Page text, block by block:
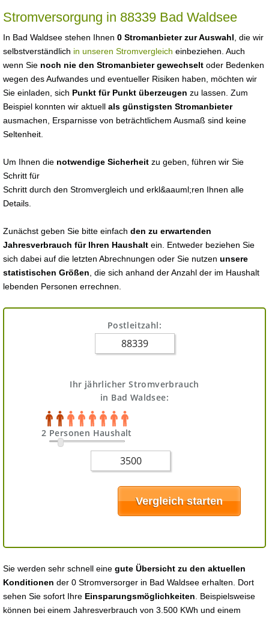
Stromversorgung in 88339 Bad Waldsee
In Bad Waldsee stehen Ihnen 0 Stromanbieter zur Auswahl , die wir
selbstverständlich in unseren Stromvergleich einbeziehen. Auch
wenn Sie noch nie den Stromanbieter gewechselt oder Bedenken
wegen des Aufwandes und eventueller Risiken haben, möchten wir
Sie einladen, sich Punkt für Punkt überzeugen zu lassen. Zum
Beispiel konnten wir aktuell als günstigsten Stromanbieter
ausmachen, Ersparnisse von beträchtlichem Ausmaß sind keine
Seltenheit.
Um Ihnen die notwendige Sicherheit zu geben, führen wir Sie
Schritt für
Schritt durch den Stromvergleich und erkl&aauml;ren Ihnen alle
Details.
Zunächst geben Sie bitte einfach den zu erwartenden
Jahresverbrauch für Ihren Haushalt ein. Entweder beziehen Sie
sich dabei auf die letzten Abrechnungen oder Sie nutzen unsere
statistischen Größen , die sich anhand der Anzahl der im Haushalt
lebenden Personen errechnen.
Postleitzahl:
Ihr jährlicher Stromverbrauch
in Bad Waldsee:
2 Personen Haushalt
Sie werden sehr schnell eine gute Übersicht zu den aktuellen
Konditionen der 0 Stromversorger in Bad Waldsee erhalten. Dort
sehen Sie sofort Ihre Einsparungsmöglichkeiten . Beispielsweise
können bei einem Jahresverbrauch von 3.500 KWh und einem